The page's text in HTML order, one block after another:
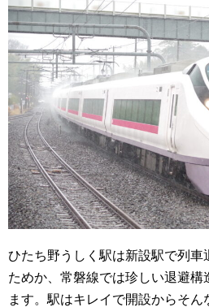
ひたち野うしく駅は新設駅で列車
ためか、常磐線では珍しい退避構
ます。駅はキレイで開設からそ